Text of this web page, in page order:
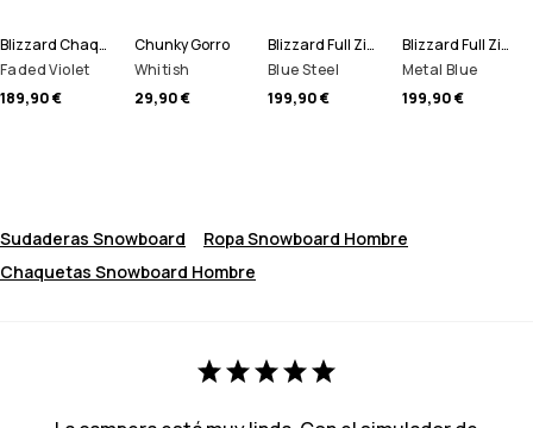
Blizzard Chaqueta Snowboard Hombre
Faded Violet
189,90 €
Chunky Gorro
Whitish
29,90 €
Blizzard Full Zip Chaqueta Snowboard Hombre
Blue Steel
199,90 €
Blizzard Full Zip Chaqueta Esquí Hombre
Metal Blue
199,90 €
Sudaderas Snowboard
Ropa Snowboard Hombre
Chaquetas Snowboard Hombre